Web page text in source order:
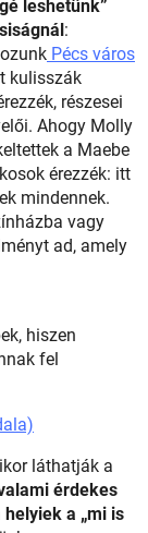
leshetünk”
:
Pécs város
kulisszák
részesei
Ahogy Molly
a Maebe
érezzék: itt
mindennek.
vagy
ad, amely
hiszen
fel
láthatják a
érdekes
helyiek a „mi is